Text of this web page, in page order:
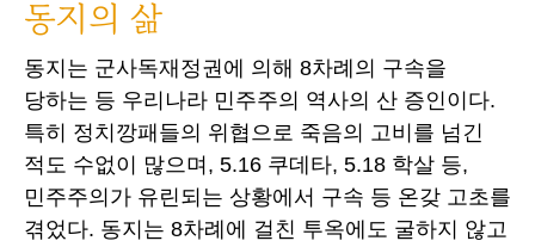
동지의 삶
동지는 군사독재정권에 의해 8차례의 구속을
당하는 등 우리나라 민주주의 역사의 산 증인이다.
특히 정치깡패들의 위협으로 죽음의 고비를 넘긴
적도 수없이 많으며, 5.16 쿠데타, 5.18 학살 등,
민주주의가 유린되는 상황에서 구속 등 온갖 고초를
겪었다. 동지는 8차례에 걸친 투옥에도 굴하지 않고